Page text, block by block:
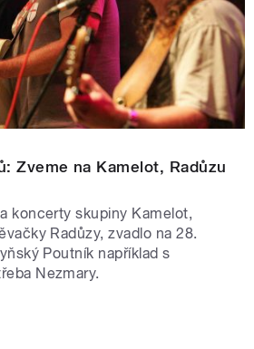
Zveme na Kamelot, Radůzu
koncerty skupiny Kamelot,
Radůzy, zvadlo na 28.
Poutník například s
Nezmary.